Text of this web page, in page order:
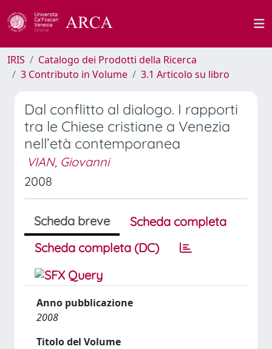
IRIS
Catalogo dei Prodotti della Ricerca
3 Contributo in Volume
3.1 Articolo su libro
Dal conflitto al dialogo. I rapporti
tra le Chiese cristiane a Venezia
nell’età contemporanea
VIAN, Giovanni
2008
Scheda breve
Scheda completa
Scheda completa (DC)
Anno pubblicazione
2008
Titolo del Volume